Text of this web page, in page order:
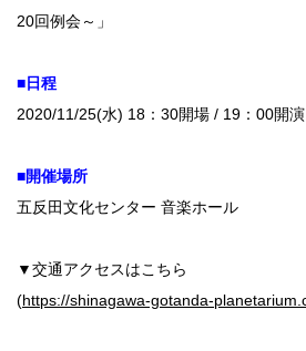
20回例会～」
■日程
2020/11/25(水) 18：30開場 / 19：00開演
■開催場所
五反田文化センター 音楽ホール
▼交通アクセスはこちら
(https://shinagawa-gotanda-